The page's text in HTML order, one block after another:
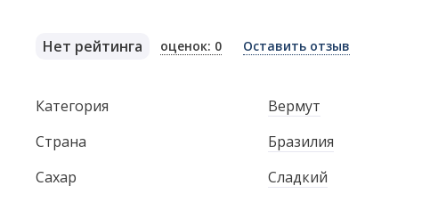
Нет рейтинга оценок: 0 Оставить отзыв
Категория
Вермут
Страна
Бразилия
Сахар
Сладкий